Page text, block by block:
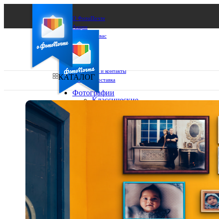
О ФотоПочте
Акции
Сделаем за вас
Бизнесу
FAQ
Франшиза
Поддержка и контакты
Оплата и доставка
Ваш город:
Выберите из списка:
КАТАЛОГ
Фотографии
Классические
10х10
10х15
13х18
15х15
15х20
20х20
20х30
30х30
30х40